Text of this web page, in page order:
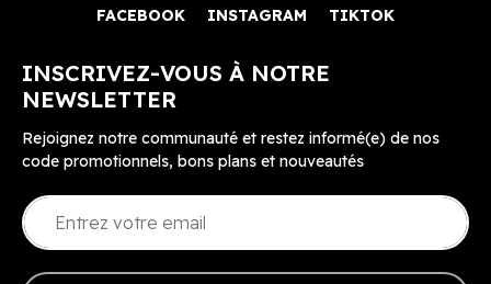
FACEBOOK INSTAGRAM TIKTOK
INSCRIVEZ-VOUS À NOTRE
NEWSLETTER
Rejoignez notre communauté et restez informé(e) de nos
code promotionnels, bons plans et nouveautés